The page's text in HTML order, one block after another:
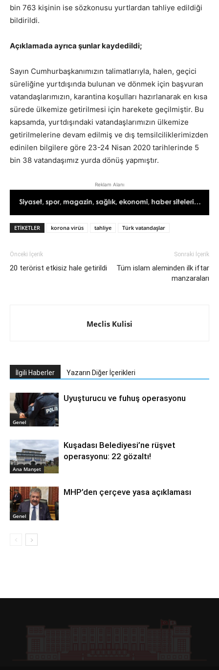
bin 763 kişinin ise sözkonusu yurtlardan tahliye edildiği
bildirildi.
Açıklamada ayrıca şunlar kaydedildi;
Sayın Cumhurbaşkanımızın talimatlarıyla, halen, geçici
süreliğine yurtdışında bulunan ve dönmek için başvuran
vatandaşlarımızın, karantina koşulları hazırlanarak en kısa
sürede ülkemize getirilmesi için harekete geçilmiştir. Bu
kapsamda, yurtdışındaki vatandaşlarımızın ülkemize
getirilmelerine devam edilmiş ve dış temsilciliklerimizden
edinilen bilgilere göre 23-24 Nisan 2020 tarihlerinde 5
bin 38 vatandaşımız yurda dönüş yapmıştır.
Reklam Alanı
ETIKETLER korona virüs tahliye Türk vatandaşlar
Önceki İçerik
20 terörist etkisiz hale getirildi
Sonraki İçerik
Tüm islam aleminden ilk iftar
manzaraları
Meclis Kulisi
İlgili Haberler Yazarın Diğer İçerikleri
Genel
Uyuşturucu ve fuhuş operasyonu
Ana Manşet
Kuşadası Belediyesi’ne rüşvet
operasyonu: 22 gözaltı!
Genel
MHP’den çerçeve yasa açıklaması